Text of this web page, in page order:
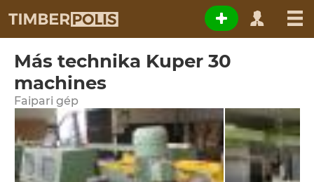
Más technika Kuper 30
machines
Faipari gép